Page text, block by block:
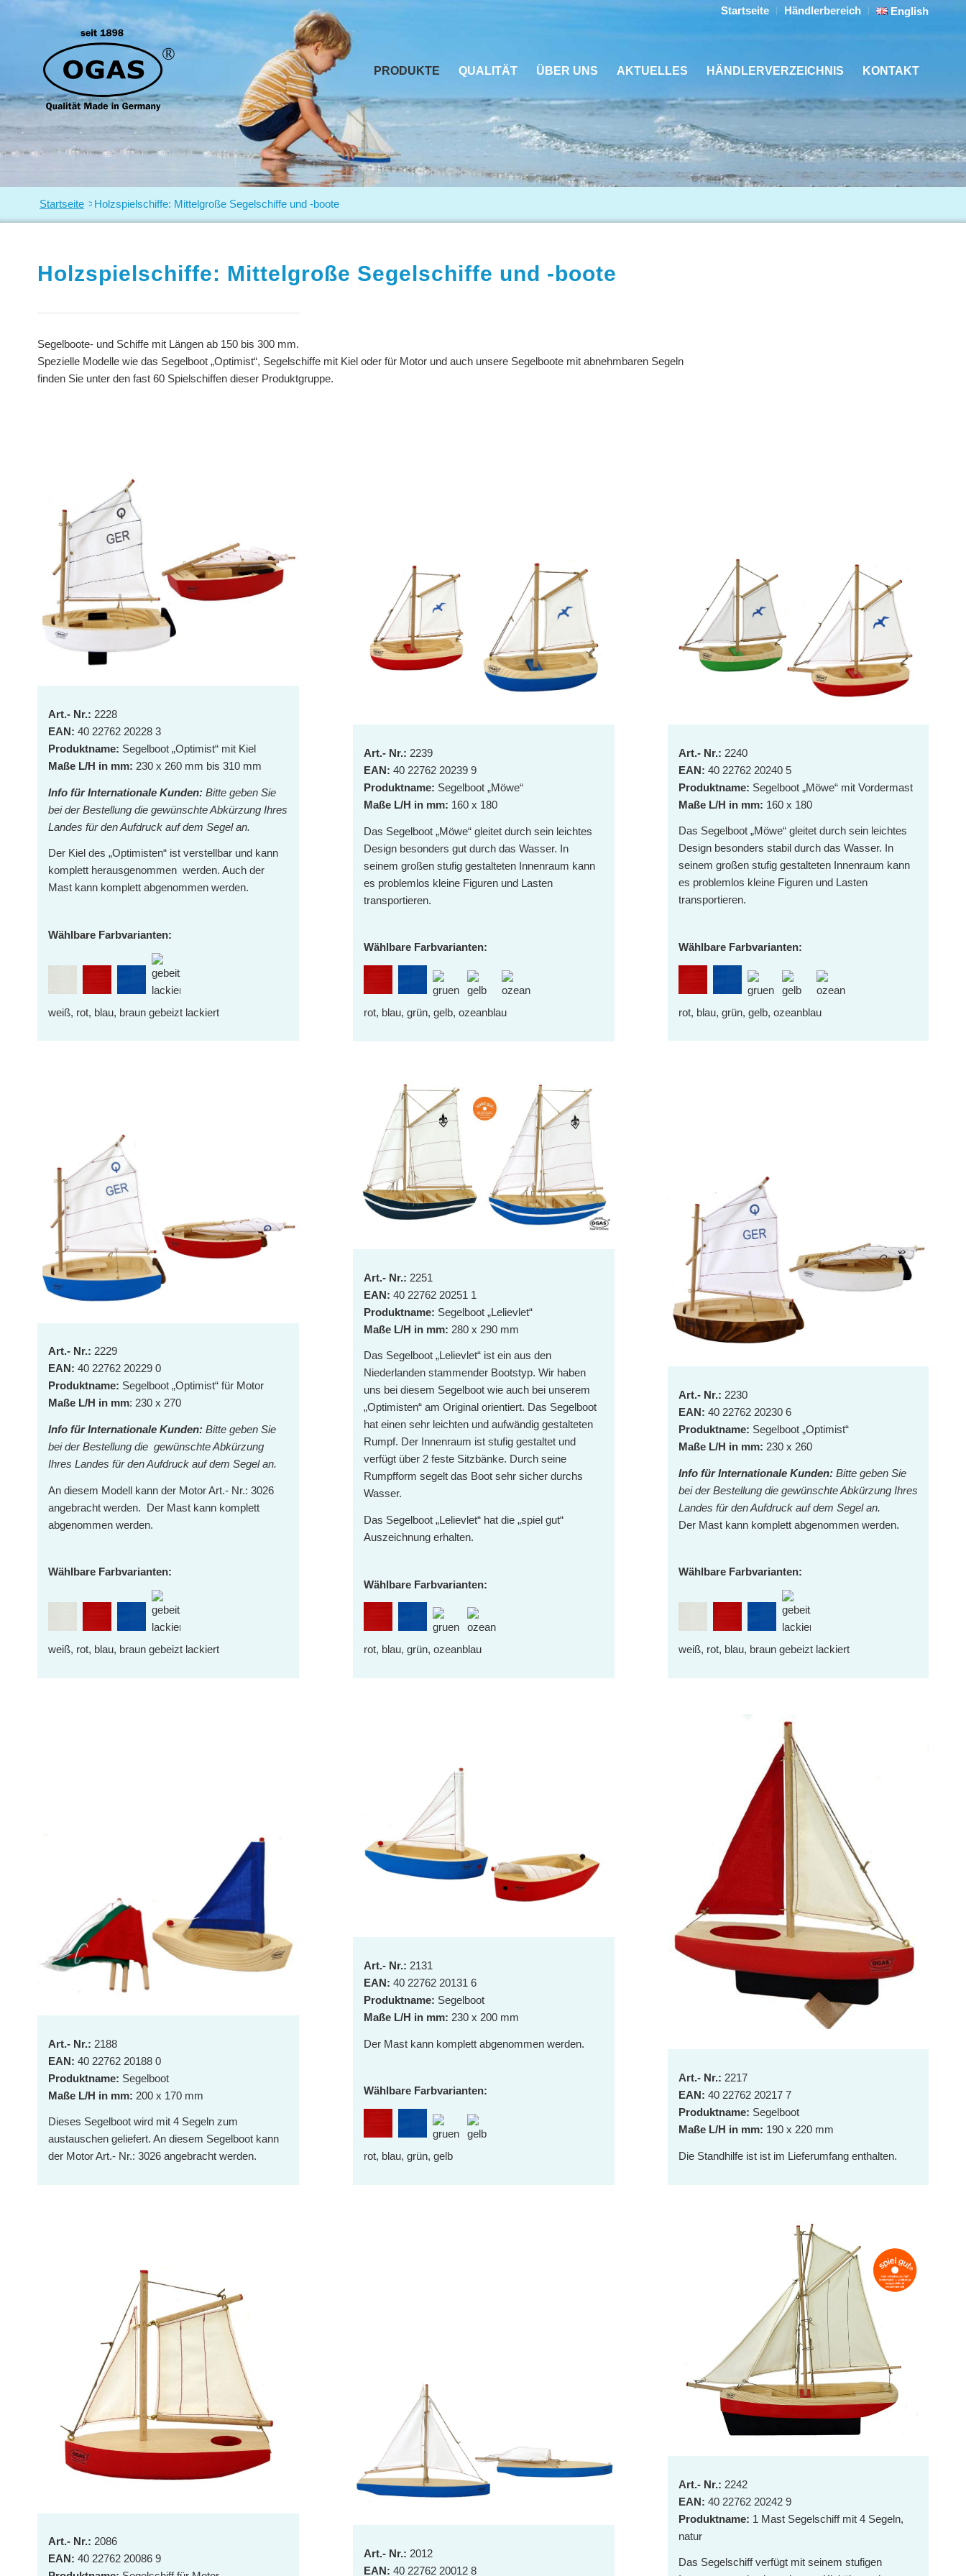
Startseite Händlerbereich English
PRODUKTE QUALITÄT ÜBER UNS AKTUELLES HÄNDLERVERZEICHNIS KONTAKT
Startseite > Holzspielschiffe: Mittelgroße Segelschiffe und -boote
Holzspielschiffe: Mittelgroße Segelschiffe und -boote
Segelboote- und Schiffe mit Längen ab 150 bis 300 mm.
Spezielle Modelle wie das Segelboot „Optimist“, Segelschiffe mit Kiel oder für Motor und auch unsere Segelboote mit abnehmbaren Segeln
finden Sie unter den fast 60 Spielschiffen dieser Produktgruppe.
Art.- Nr.: 2228
EAN: 40 22762 20228 3
Produktname: Segelboot „Optimist“ mit Kiel
Maße L/H in mm: 230 x 260 mm bis 310 mm
Info für Internationale Kunden: Bitte geben Sie
bei der Bestellung die gewünschte Abkürzung Ihres
Landes für den Aufdruck auf dem Segel an.
Der Kiel des „Optimisten“ ist verstellbar und kann
komplett herausgenommen werden. Auch der
Mast kann komplett abgenommen werden.
Wählbare Farbvarianten:
weiß, rot, blau, braun gebeizt lackiert
Art.- Nr.: 2239
EAN: 40 22762 20239 9
Produktname: Segelboot „Möwe“
Maße L/H in mm: 160 x 180
Das Segelboot „Möwe“ gleitet durch sein leichtes
Design besonders gut durch das Wasser. In
seinem großen stufig gestalteten Innenraum kann
es problemlos kleine Figuren und Lasten
transportieren.
Wählbare Farbvarianten:
rot, blau, grün, gelb, ozeanblau
Art.- Nr.: 2240
EAN: 40 22762 20240 5
Produktname: Segelboot „Möwe“ mit Vordermast
Maße L/H in mm: 160 x 180
Das Segelboot „Möwe“ gleitet durch sein leichtes
Design besonders stabil durch das Wasser. In
seinem großen stufig gestalteten Innenraum kann
es problemlos kleine Figuren und Lasten
transportieren.
Wählbare Farbvarianten:
rot, blau, grün, gelb, ozeanblau
Art.- Nr.: 2229
EAN: 40 22762 20229 0
Produktname: Segelboot „Optimist“ für Motor
Maße L/H in mm: 230 x 270
Info für Internationale Kunden: Bitte geben Sie
bei der Bestellung die gewünschte Abkürzung
Ihres Landes für den Aufdruck auf dem Segel an.
An diesem Modell kann der Motor Art.- Nr.: 3026
angebracht werden. Der Mast kann komplett
abgenommen werden.
Wählbare Farbvarianten:
weiß, rot, blau, braun gebeizt lackiert
Art.- Nr.: 2251
EAN: 40 22762 20251 1
Produktname: Segelboot „Lelievlet“
Maße L/H in mm: 280 x 290 mm
Das Segelboot „Lelievlet“ ist ein aus den
Niederlanden stammender Bootstyp. Wir haben
uns bei diesem Segelboot wie auch bei unserem
„Optimisten“ am Original orientiert. Das Segelboot
hat einen sehr leichten und aufwändig gestalteten
Rumpf. Der Innenraum ist stufig gestaltet und
verfügt über 2 feste Sitzbänke. Durch seine
Rumpfform segelt das Boot sehr sicher durchs
Wasser.
Das Segelboot „Lelievlet“ hat die „spiel gut“
Auszeichnung erhalten.
Wählbare Farbvarianten:
rot, blau, grün, ozeanblau
Art.- Nr.: 2230
EAN: 40 22762 20230 6
Produktname: Segelboot „Optimist“
Maße L/H in mm: 230 x 260
Info für Internationale Kunden: Bitte geben Sie
bei der Bestellung die gewünschte Abkürzung Ihres
Landes für den Aufdruck auf dem Segel an.
Der Mast kann komplett abgenommen werden.
Wählbare Farbvarianten:
weiß, rot, blau, braun gebeizt lackiert
Art.- Nr.: 2188
EAN: 40 22762 20188 0
Produktname: Segelboot
Maße L/H in mm: 200 x 170 mm
Dieses Segelboot wird mit 4 Segeln zum
austauschen geliefert. An diesem Segelboot kann
der Motor Art.- Nr.: 3026 angebracht werden.
Art.- Nr.: 2131
EAN: 40 22762 20131 6
Produktname: Segelboot
Maße L/H in mm: 230 x 200 mm
Der Mast kann komplett abgenommen werden.
Wählbare Farbvarianten:
rot, blau, grün, gelb
Art.- Nr.: 2217
EAN: 40 22762 20217 7
Produktname: Segelboot
Maße L/H in mm: 190 x 220 mm
Die Standhilfe ist ist im Lieferumfang enthalten.
Art.- Nr.: 2086
EAN: 40 22762 20086 9
Art.- Nr.: 2012
EAN: 40 22762 20012 8
Art.- Nr.: 2242
EAN: 40 22762 20242 9
Produktname: 1 Mast Segelschiff mit 4 Segeln,
natur
Das Segelschiff verfügt mit seinem stufigen